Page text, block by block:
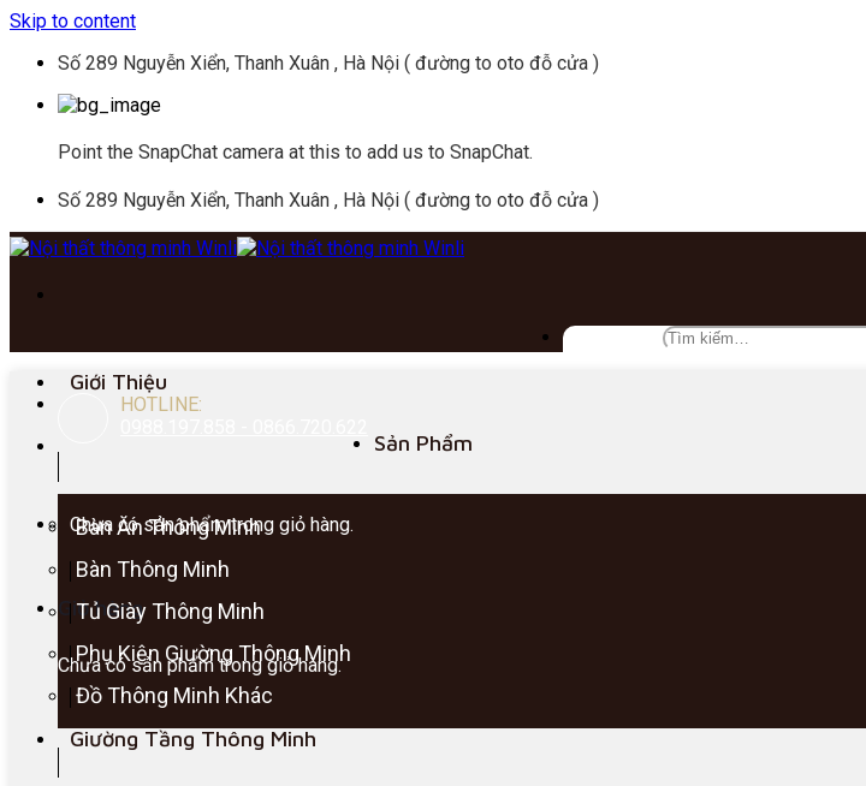
Skip to content
Số 289 Nguyễn Xiển, Thanh Xuân , Hà Nội ( đường to oto đỗ cửa )
Point the SnapChat camera at this to add us to SnapChat.
Số 289 Nguyễn Xiển, Thanh Xuân , Hà Nội ( đường to oto đỗ cửa )
HOTLINE:
Chưa có sản phẩm trong giỏ hàng.
Giỏ hàng
Chưa có sản phẩm trong giỏ hàng.
Giới Thiệu
Sản Phẩm
Bàn Ăn Thông Minh
Bàn Thông Minh
Tủ Giày Thông Minh
Phụ Kiện Giường Thông Minh
Đồ Thông Minh Khác
Giường Tầng Thông Minh